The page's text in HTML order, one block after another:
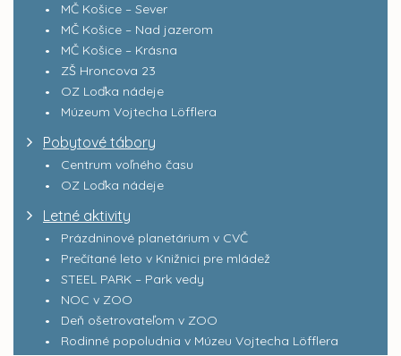
MČ Košice – Sever
MČ Košice – Nad jazerom
MČ Košice – Krásna
ZŠ Hroncova 23
OZ Loďka nádeje
Múzeum Vojtecha Löfflera
Pobytové tábory
Centrum voľného času
OZ Loďka nádeje
Letné aktivity
Prázdninové planetárium v CVČ
Prečítané leto v Knižnici pre mládež
STEEL PARK – Park vedy
NOC v ZOO
Deň ošetrovateľom v ZOO
Rodinné popoludnia v Múzeu Vojtecha Löfflera